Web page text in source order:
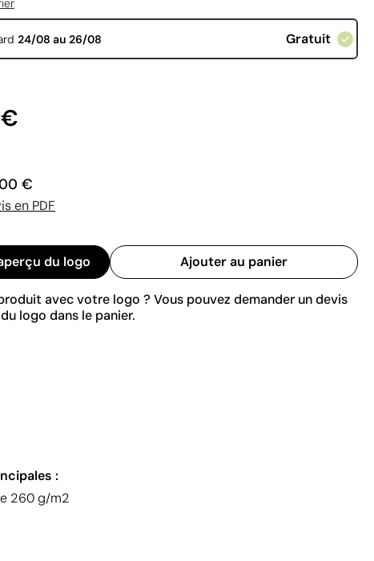
24/08 au 26/08 Gratuit
€
en PDF
du logo Ajouter au panier
avec votre logo ? Vous pouvez demander un devis
logo dans le panier.
:
260 g/m2